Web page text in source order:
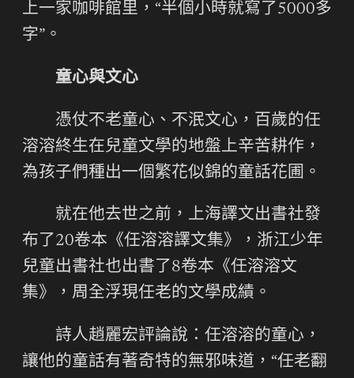
上一家咖啡館里，“半個小時就寫了5000多
字”。
童心與文心
憑仗不老童心、不泯文心，百歲的任
溶溶終生在兒童文學的地盤上辛苦耕作，
為孩子們種出一個繁花似錦的童話花圃。
就在他去世之前，上海譯文出書社發
布了20卷本《任溶溶譯文集》，浙江少年
兒童出書社也出書了8卷本《任溶溶文
集》，周全浮現任老的文學成績。
詩人趙麗宏評論說：任溶溶的童心，
讓他的童話有著奇特的無邪味道，“任老翻